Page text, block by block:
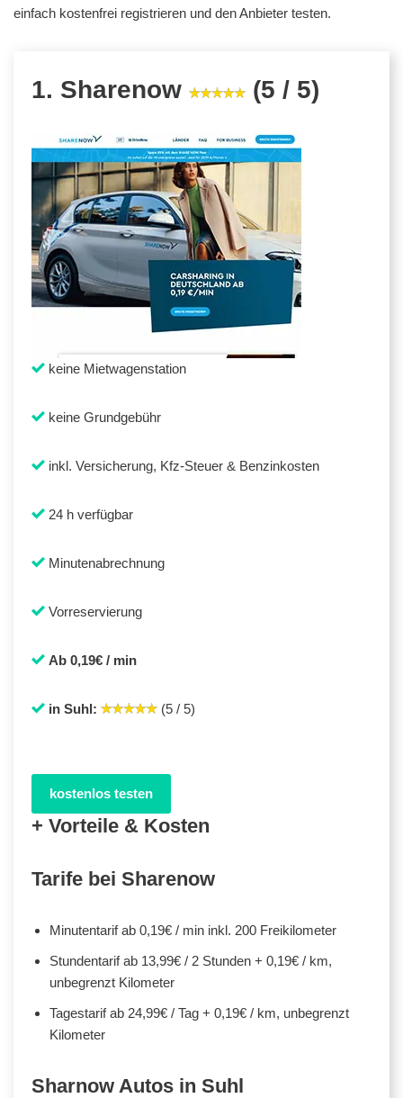
einfach kostenfrei registrieren und den Anbieter testen.
1. Sharenow (5 / 5)
keine Mietwagenstation
keine Grundgebühr
inkl. Versicherung, Kfz-Steuer & Benzinkosten
24 h verfügbar
Minutenabrechnung
Vorreservierung
Ab 0,19€ / min
in Suhl: (5 / 5)
kostenlos testen
+ Vorteile & Kosten
Tarife bei Sharenow
Minutentarif ab 0,19€ / min inkl. 200 Freikilometer
Stundentarif ab 13,99€ / 2 Stunden + 0,19€ / km,
unbegrenzt Kilometer
Tagestarif ab 24,99€ / Tag + 0,19€ / km, unbegrenzt
Kilometer
Sharnow Autos in Suhl